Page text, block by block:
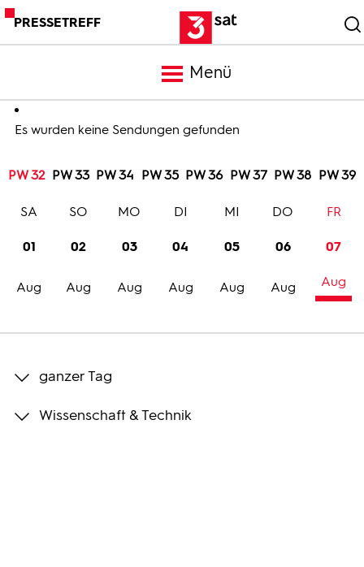
PRESSETREFF
Menü
Meldungen
Programm
Trailer
Bilder
Es wurden keine Sendungen gefunden
PW 32 PW 33 PW 34 PW 35 PW 36 PW 37 PW 38 PW 39
01
Aug
SA
02
Aug
SO
03
Aug
MO
04
Aug
DI
05
Aug
MI
06
Aug
DO
07
Aug
FR
ganzer Tag
Wissenschaft & Technik